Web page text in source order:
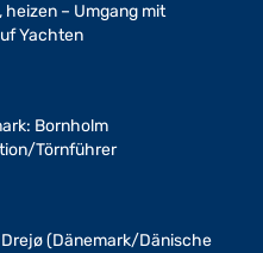
heizen – Umgang mit
Yachten
Bornholm
Törnführer
(Dänemark/Dänische